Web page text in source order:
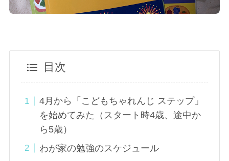
目次
4月から「こどもちゃれんじ ステップ」
を始めてみた（スタート時4歳、途中か
ら5歳）
わが家の勉強のスケジュール